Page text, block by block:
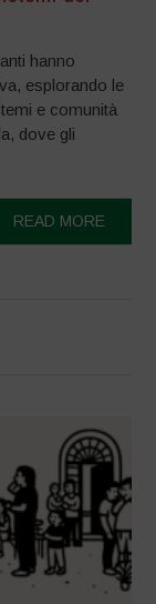
hanno
esplorando le
e comunità
dove gli
READ MORE